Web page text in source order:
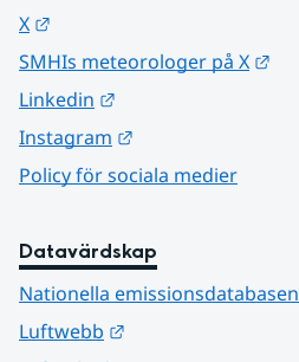
X
SMHIs meteorologer på X
Linkedin
Instagram
Policy för sociala medier
Datavärdskap
Nationella emissionsdatabasen
Luftwebb